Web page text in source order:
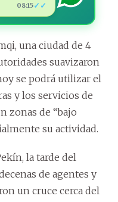
08:15✓✓
una ciudad de 4
suavizaron
se podrá utilizar el
y los servicios de
zonas de “bajo
su actividad.
la tarde del
de agentes y
un cruce cerca del